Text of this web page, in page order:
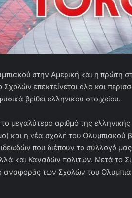
στην Αμερική και η πρώτη
Σχολών επεκτείνεται όλο και
βρίθει ελληνικού στοιχείου.
μεγαλύτερο αριθμό της
και η νέα σχολή του Ολυμπιακού
ιδεωδών που διέπουν το σύλλογό
και Καναδών πολιτών. Μετά το
αναφοράς των Σχολών του